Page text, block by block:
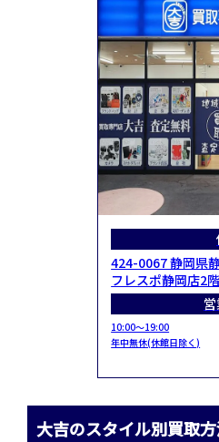
424-0067 静岡県
フレスポ静岡店2階
10:00～19:00
年中無休(休館日除く)
大吉のスタイル別買取